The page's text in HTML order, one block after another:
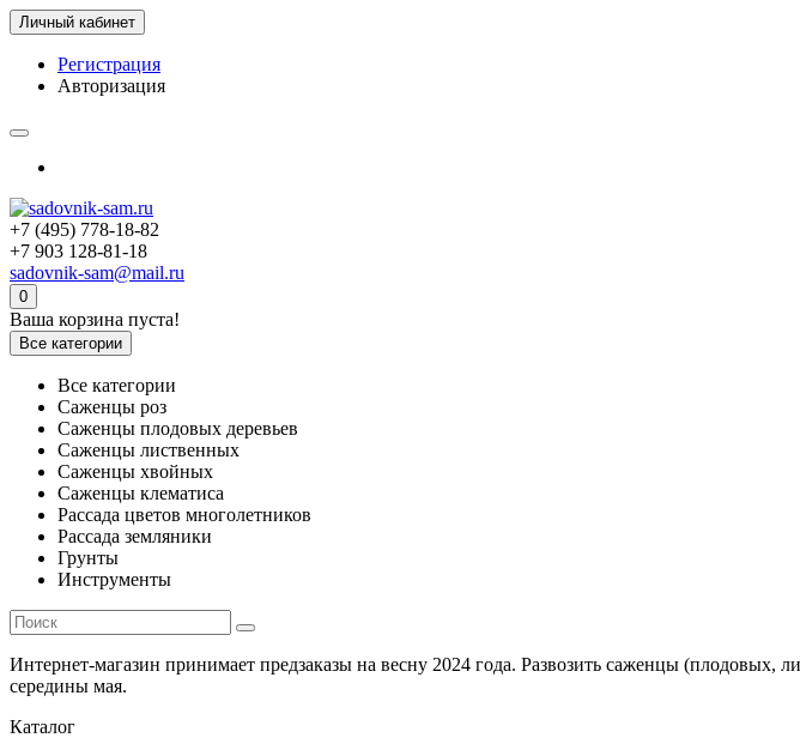
Личный кабинет
Регистрация
Авторизация
+7 (495) 778-18-82
+7 903 128-81-18
sadovnik-sam@mail.ru
0
Ваша корзина пуста!
Все категории
Все категории
Саженцы роз
Саженцы плодовых деревьев
Саженцы лиственных
Саженцы хвойных
Саженцы клематиса
Рассада цветов многолетников
Рассада земляники
Грунты
Инструменты
Интернет-магазин принимает предзаказы на весну 2024 года. Развозить саженцы
середины мая.
Каталог